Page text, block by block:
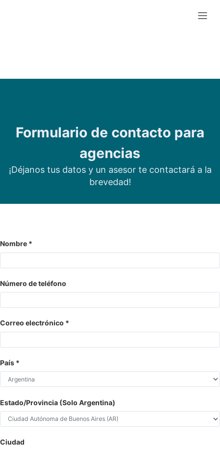
Formulario de contacto para
agencias
¡Déjanos tus datos y un asesor te contactará a la
brevedad!
Nombre
Número de teléfono
Correo electrónico
País
Estado/Provincia (Solo Argentina)
Ciudad